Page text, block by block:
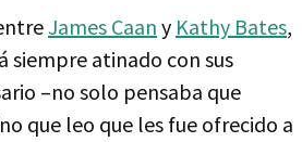
James Caan y Kathy Bates,
siempre atinado con sus
–no solo pensaba que
que leo que les fue ofrecido a